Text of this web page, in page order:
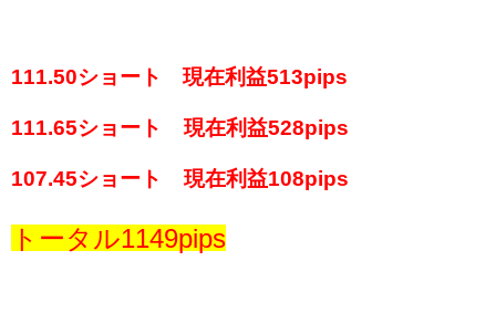
111.50ショート 現在利益513pips
111.65ショート 現在利益528pips
107.45ショート 現在利益108pips
トータル1149pips